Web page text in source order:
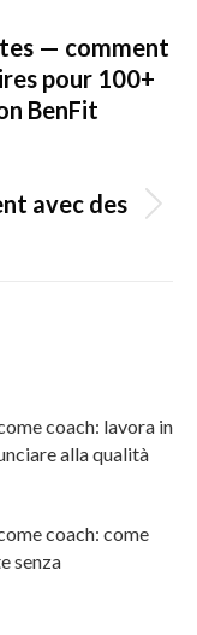
— comment
pour 100+
BenFit
avec des
coach: lavora in
alla qualità
coach: come
senza